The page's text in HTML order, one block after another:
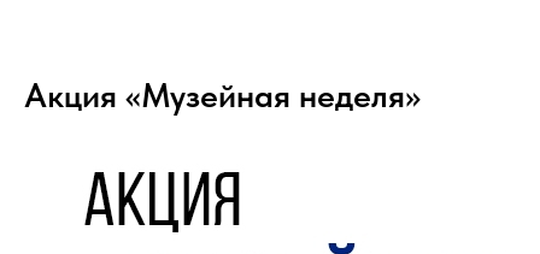
Акция «Музейная неделя»